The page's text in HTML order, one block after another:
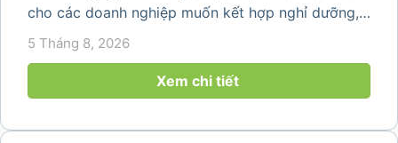
cho các doanh nghiệp muốn kết hợp nghỉ dưỡng,
team building và gắn kết tập thể trong không gian
thiên nhiên trong lành. Chỉ cách Hà Nội và Thanh
Hóa vài giờ di chuyển,...
5 Tháng 8, 2026
Xem chi tiết